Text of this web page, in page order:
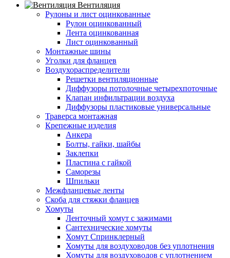
Вентиляция
Рулоны и лист оцинкованные
Рулон оцинкованный
Лента оцинкованная
Лист оцинкованный
Монтажные шины
Уголки для фланцев
Воздухораспределители
Решетки вентиляционные
Диффузоры потолочные четырехпоточные
Клапан инфильтрации воздуха
Диффузоры пластиковые универсальные
Траверса монтажная
Крепежные изделия
Анкера
Болты, гайки, шайбы
Заклепки
Пластина с гайкой
Саморезы
Шпильки
Межфланцевые ленты
Скоба для стяжки фланцев
Хомуты
Ленточный хомут с зажимами
Сантехнические хомуты
Хомут Спринклерный
Хомуты для воздуховодов без уплотнения
Хомуты для воздуховодов с уплотнением